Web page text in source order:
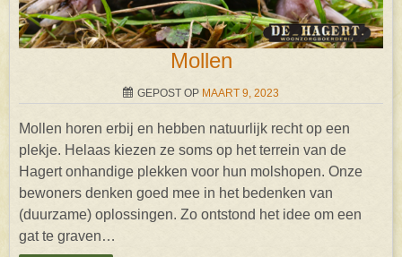
Mollen
GEPOST OP MAART 9, 2023
Mollen horen erbij en hebben natuurlijk recht op een
plekje. Helaas kiezen ze soms op het terrein van de
Hagert onhandige plekken voor hun molshopen. Onze
bewoners denken goed mee in het bedenken van
(duurzame) oplossingen. Zo ontstond het idee om een
gat te graven…